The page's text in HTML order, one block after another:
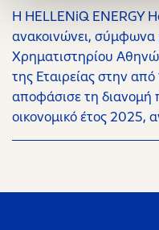
Η HELLENiQ ENERGY
ανακοινώνει, σύμφωνα
Χρηματιστηρίου
της Εταιρείας στην
αποφάσισε τη διανομή
οικονομικό έτος 2025,